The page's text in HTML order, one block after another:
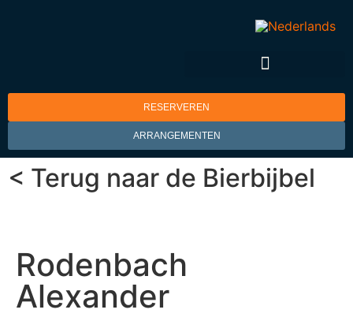
RESERVEREN
ARRANGEMENTEN
Rodenbach
Alexander
< Terug naar de Bierbijbel